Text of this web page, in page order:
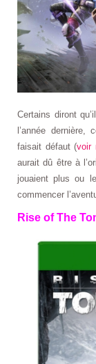
Certains diront
l’année dernière,
faisait défaut (voir
aurait dû être à
jouaient plus ou
commencer
Rise of The